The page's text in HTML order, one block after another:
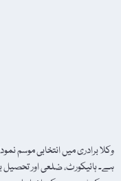
وکلا برادری میں انتخابی موسم
ہے۔ ہائیکورٹ، ضلعی اور تحصیل